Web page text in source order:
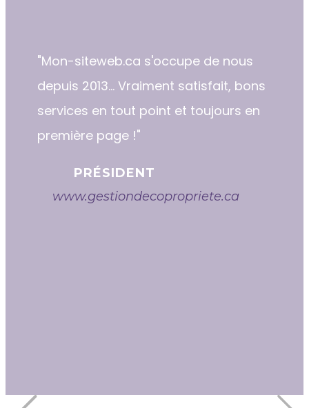
"​​Mon-siteweb.ca s'occupe de nous
depuis 2013... Vraiment satisfait, bons
services en tout point et toujours en
première page !"
PRÉSIDENT
www.gestiondecopropriete.ca